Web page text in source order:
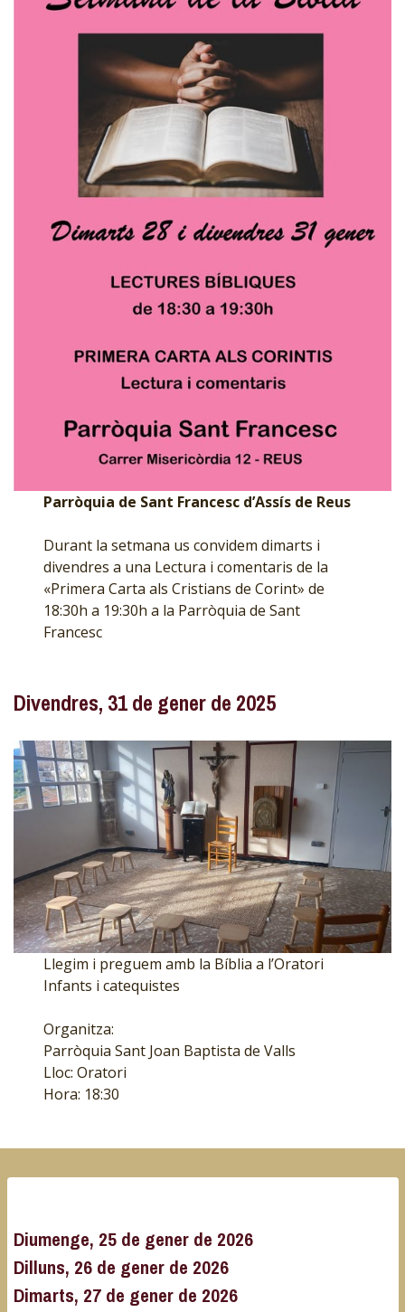
Parròquia de Sant Francesc d’Assís de Reus
Durant la setmana us convidem dimarts i
divendres a una Lectura i comentaris de la
«Primera Carta als Cristians de Corint» de
18:30h a 19:30h a la Parròquia de Sant
Francesc
Divendres, 31 de gener de 2025
Llegim i preguem amb la Bíblia a l’Oratori
Infants i catequistes
Organitza:
Parròquia Sant Joan Baptista de Valls
Lloc: Oratori
Hora: 18:30
Diumenge, 25 de gener de 2026
Dilluns, 26 de gener de 2026
Dimarts, 27 de gener de 2026